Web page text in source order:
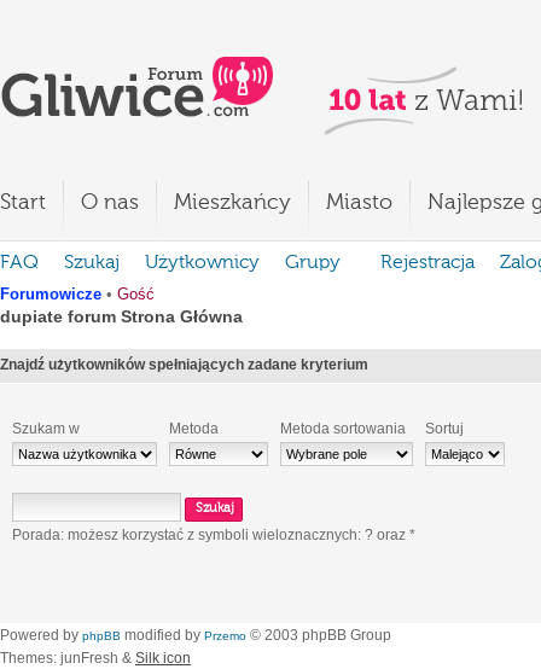
Start O nas Mieszkańcy Miasto Najlepsze
FAQ Szukaj Użytkownicy Grupy Rejestracja
Forumowicze • Gość
dupiate forum Strona Główna
Znajdź użytkowników spełniających zadane kryterium
Szukam w Metoda Metoda sortowania Sortuj
Porada: możesz korzystać z symboli wieloznacznych: ? oraz *
Powered by phpBB modified by Przemo © 2003 phpBB Group
Themes: junFresh & Silk icon